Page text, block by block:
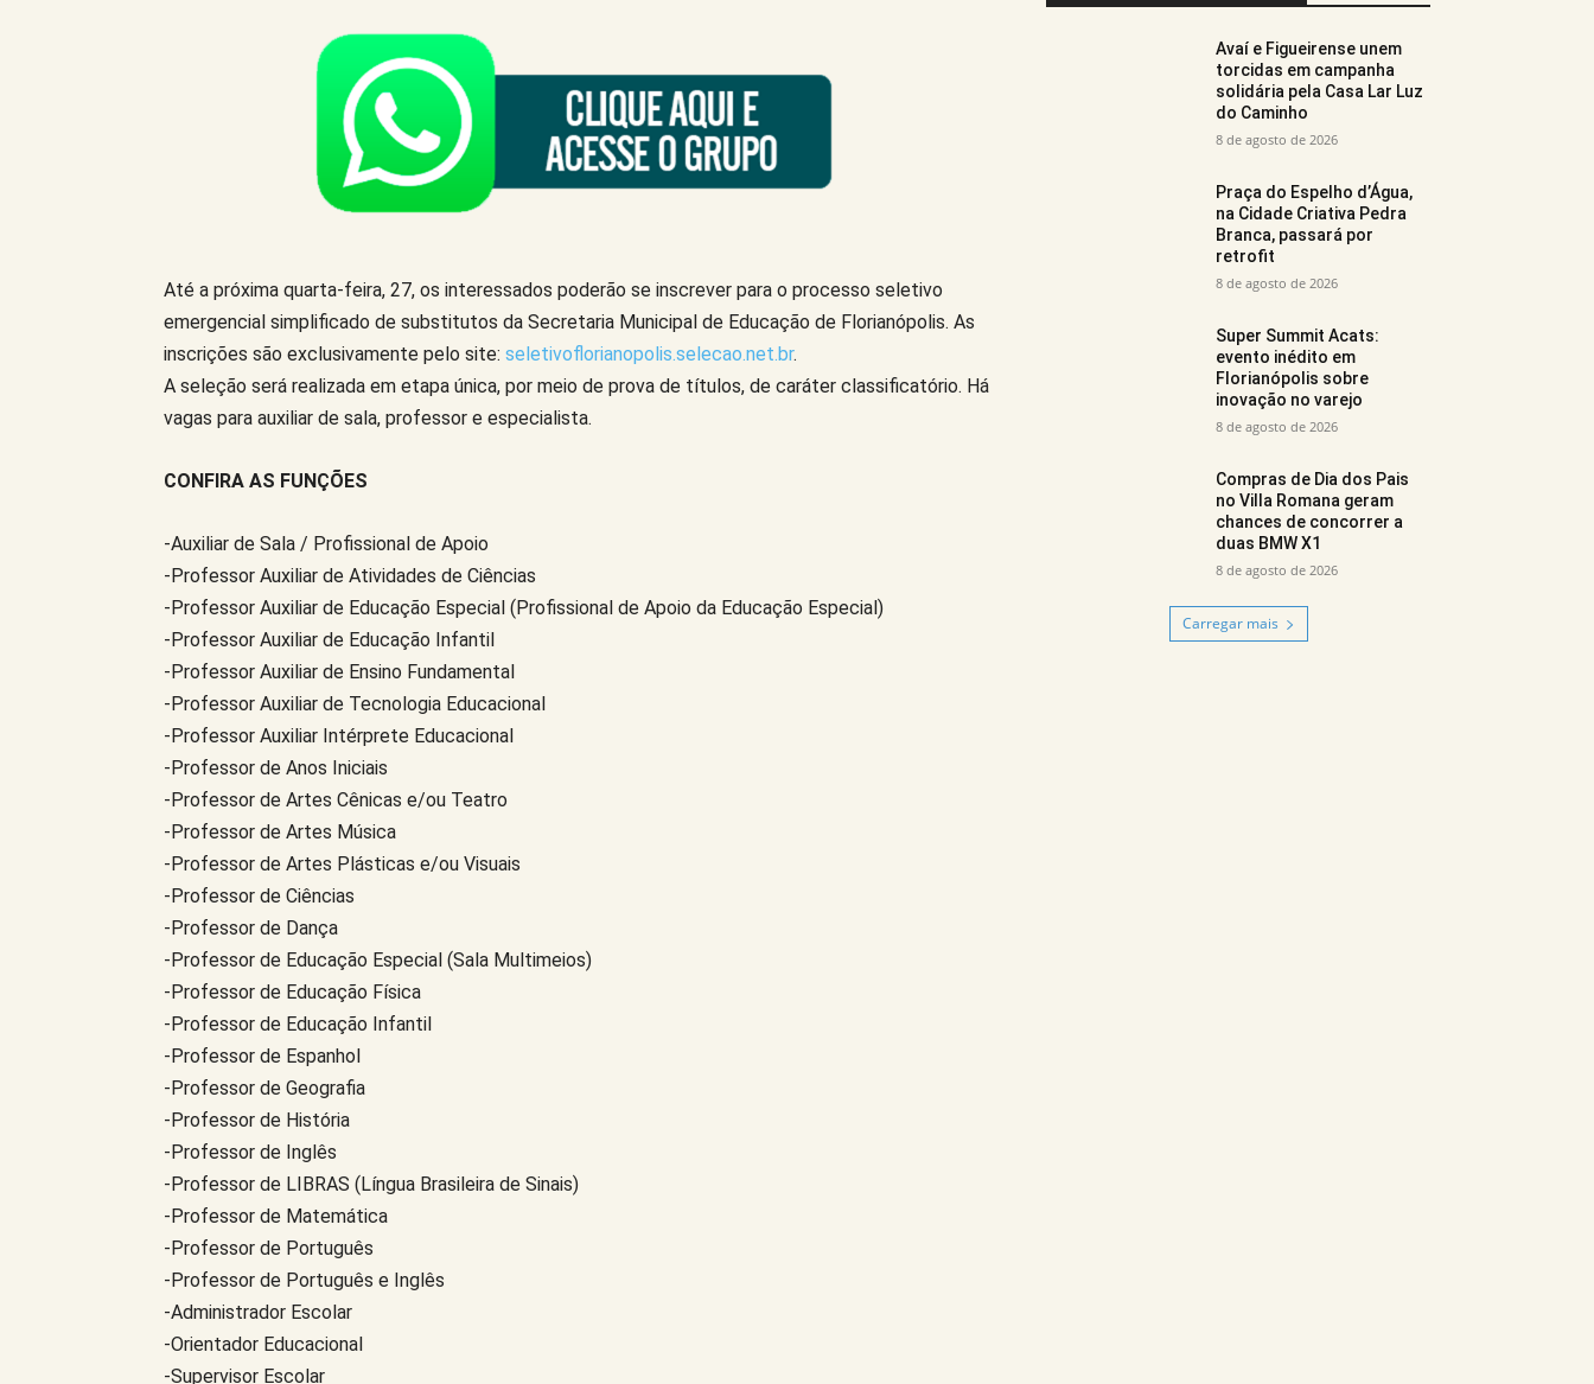
Até a próxima quarta-feira, 27, os interessados poderão se inscrever para o processo seletivo
emergencial simplificado de substitutos da Secretaria Municipal de Educação de Florianópolis. As
inscrições são exclusivamente pelo site: seletivoflorianopolis.selecao.net.br.
A seleção será realizada em etapa única, por meio de prova de títulos, de caráter classificatório. Há
vagas para auxiliar de sala, professor e especialista.
CONFIRA AS FUNÇÕES
-Auxiliar de Sala / Profissional de Apoio
-Professor Auxiliar de Atividades de Ciências
-Professor Auxiliar de Educação Especial (Profissional de Apoio da Educação Especial)
-Professor Auxiliar de Educação Infantil
-Professor Auxiliar de Ensino Fundamental
-Professor Auxiliar de Tecnologia Educacional
-Professor Auxiliar Intérprete Educacional
-Professor de Anos Iniciais
-Professor de Artes Cênicas e/ou Teatro
-Professor de Artes Música
-Professor de Artes Plásticas e/ou Visuais
-Professor de Ciências
-Professor de Dança
-Professor de Educação Especial (Sala Multimeios)
-Professor de Educação Física
-Professor de Educação Infantil
-Professor de Espanhol
-Professor de Geografia
-Professor de História
-Professor de Inglês
-Professor de LIBRAS (Língua Brasileira de Sinais)
-Professor de Matemática
-Professor de Português
-Professor de Português e Inglês
-Administrador Escolar
-Orientador Educacional
-Supervisor Escolar
Avaí e Figueirense unem
torcidas em campanha
solidária pela Casa Lar Luz
do Caminho
8 de agosto de 2026
Praça do Espelho d’Água,
na Cidade Criativa Pedra
Branca, passará por
retrofit
8 de agosto de 2026
Super Summit Acats:
evento inédito em
Florianópolis sobre
inovação no varejo
8 de agosto de 2026
Compras de Dia dos Pais
no Villa Romana geram
chances de concorrer a
duas BMW X1
8 de agosto de 2026
Carregar mais